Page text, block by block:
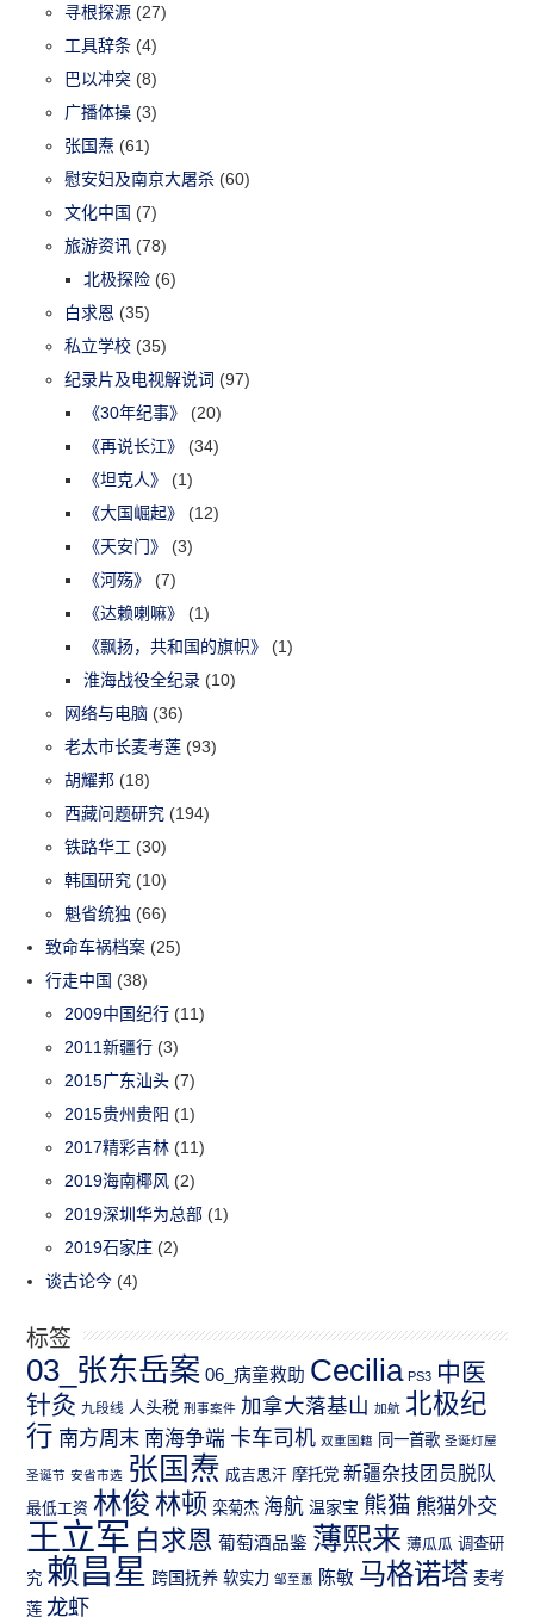
寻根探源 (27)
工具辞条 (4)
巴以冲突 (8)
广播体操 (3)
张国焘 (61)
慰安妇及南京大屠杀 (60)
文化中国 (7)
旅游资讯 (78)
北极探险 (6)
白求恩 (35)
私立学校 (35)
纪录片及电视解说词 (97)
《30年纪事》
(20)
《再说长江》
(34)
《坦克人》
(1)
《大国崛起》
(12)
《天安门》
(3)
《河殇》
(7)
《达赖喇嘛》
(1)
《飘扬，共和国的旗帜》
(1)
淮海战役全纪录 (10)
网络与电脑 (36)
老太市长麦考莲 (93)
胡耀邦 (18)
西藏问题研究 (194)
铁路华工 (30)
韩国研究 (10)
魁省统独 (66)
致命车祸档案 (25)
行走中国 (38)
2009中国纪行 (11)
2011新疆行 (3)
2015广东汕头 (7)
2015贵州贵阳 (1)
2017精彩吉林 (11)
2019海南椰风 (2)
2019深圳华为总部 (1)
2019石家庄 (2)
谈古论今 (4)
标签
03_张东岳案 06_病童救助 Cecilia PS3 中医
针灸 九段线 人头税 刑事案件 加拿大落基山 加航 北极纪
行 南方周末 南海争端 卡车司机 双重国籍 同一首歌 圣诞灯屋
圣诞节 安省市选 张国焘 成吉思汗 摩托党 新疆杂技团员脱队
最低工资 林俊 林顿 栾菊杰 海航 温家宝 熊猫 熊猫外交
王立军 白求恩 葡萄酒品鉴 薄熙来 薄瓜瓜 调查研
究 赖昌星 跨国抚养 软实力 邹至蕙 陈敏 马格诺塔 麦考
莲 龙虾